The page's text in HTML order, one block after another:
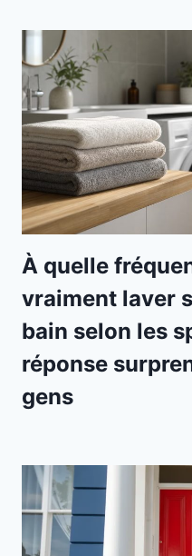
À quelle
vraiment laver
bain selon les
réponse
gens